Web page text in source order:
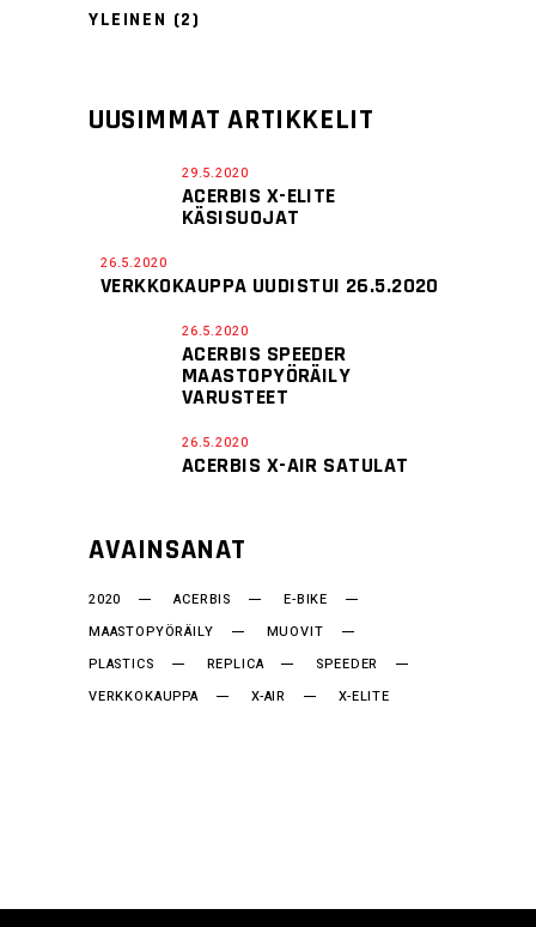
YLEINEN (2)
UUSIMMAT ARTIKKELIT
29.5.2020
ACERBIS X-ELITE
KÄSISUOJAT
26.5.2020
VERKKOKAUPPA UUDISTUI 26.5.2020
26.5.2020
ACERBIS SPEEDER
MAASTOPYÖRÄILY
VARUSTEET
26.5.2020
ACERBIS X-AIR SATULAT
AVAINSANAT
2020 ACERBIS
E-BIKE
MAASTOPYÖRÄILY
MUOVIT
PLASTICS
REPLICA
SPEEDER
VERKKOKAUPPA
X-AIR X-ELITE